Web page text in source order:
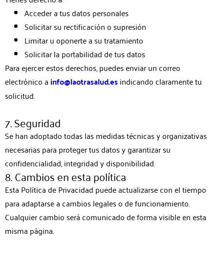
Acceder a tus datos personales
Solicitar su rectificación o supresión
Limitar u oponerte a su tratamiento
Solicitar la portabilidad de tus datos
Para ejercer estos derechos, puedes enviar un correo
electrónico a info@laotrasalud.esindicando claramente tu
solicitud.
7. Seguridad
Se han adoptado todas las medidas técnicas y organizativas
necesarias para proteger tus datos y garantizar su
confidencialidad, integridad y disponibilidad.
8. Cambios en esta política
Esta Política de Privacidad puede actualizarse con el tiempo
para adaptarse a cambios legales o de funcionamiento.
Cualquier cambio será comunicado de forma visible en esta
misma página.